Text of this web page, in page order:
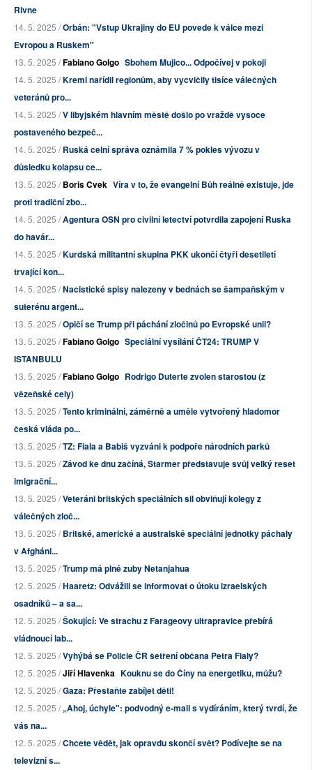
Rivne
14. 5. 2025 /Orbán: "Vstup Ukrajiny do EU povede k válce mezi
Evropou a Ruskem"
13. 5. 2025 /Fabiano Golgo Sbohem Mujico... Odpočívej v pokoji
14. 5. 2025 /Kreml nařídil regionům, aby vycvičily tisíce válečných
veteránů pro...
14. 5. 2025 /V libyjském hlavním městě došlo po vraždě vysoce
postaveného bezpeč...
14. 5. 2025 /Ruská celní správa oznámila 7 % pokles vývozu v
důsledku kolapsu ce...
13. 5. 2025 /Boris Cvek Víra v to, že evangelní Bůh reálně existuje, jde
proti tradiční zbo...
14. 5. 2025 /Agentura OSN pro civilní letectví potvrdila zapojení Ruska
do havár...
14. 5. 2025 /Kurdská militantní skupina PKK ukončí čtyři desetiletí
trvající kon...
14. 5. 2025 /Nacistické spisy nalezeny v bednách se šampaňským v
suterénu argent...
13. 5. 2025 /Opičí se Trump při páchání zločinů po Evropské unii?
13. 5. 2025 /Fabiano Golgo Speciální vysílání ČT24: TRUMP V
ISTANBULU
13. 5. 2025 /Fabiano Golgo Rodrigo Duterte zvolen starostou (z
vězeňské cely)
13. 5. 2025 /Tento kriminální, záměrně a uměle vytvořený hladomor
česká vláda po...
13. 5. 2025 /TZ: Fiala a Babiš vyzváni k podpoře národních parků
13. 5. 2025 /Závod ke dnu začíná, Starmer představuje svůj velký reset
imigrační...
13. 5. 2025 /Veteráni britských speciálních sil obviňují kolegy z
válečných zloč...
13. 5. 2025 /Britské, americké a australské speciální jednotky páchaly
v Afgháni...
13. 5. 2025 /Trump má plné zuby Netanjahua
12. 5. 2025 /Haaretz: Odvážili se informovat o útoku izraelských
osadníků – a sa...
12. 5. 2025 /Šokující: Ve strachu z Farageovy ultrapravice přebírá
vládnoucí lab...
12. 5. 2025 /Vyhýbá se Policie ČR šetření občana Petra Fialy?
12. 5. 2025 /Jiří Hlavenka Kouknu se do Číny na energetiku, můžu?
12. 5. 2025 /Gaza: Přestaňte zabíjet děti!
12. 5. 2025 /„Ahoj, úchyle": podvodný e-mail s vydíráním, který tvrdí, že
vás na...
12. 5. 2025 /Chcete vědět, jak opravdu skončí svět? Podívejte se na
televizní s...